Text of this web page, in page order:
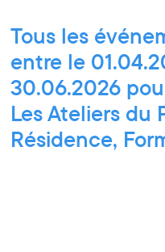
Tous les
entre le
30.06.2026
Les Ateliers du
Résidence,